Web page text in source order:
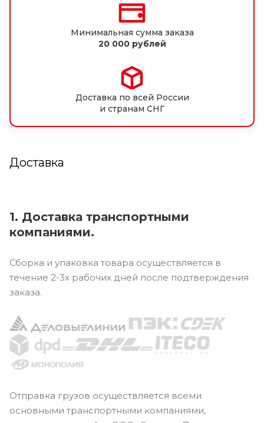
Минимальная сумма заказа
20 000 рублей
Доставка по всей России
и странам СНГ
Доставка
1. Доставка транспортными
компаниями.
Сборка и упаковка товара осуществляется в
течение 2-3х рабочих дней после подтверждения
заказа.
Отправка грузов осуществляется всеми
основными транспортными компаниями,